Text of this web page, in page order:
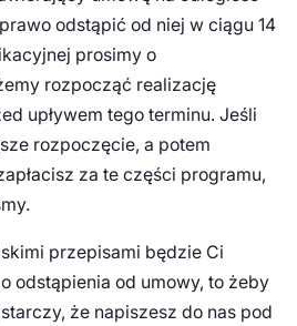
odstąpić od niej w ciągu 14
prosimy o
rozpocząć realizację
upływem tego terminu. Jeśli
rozpoczęcie, a potem
za te części programu,
przepisami będzie Ci
odstąpienia od umowy, to żeby
że napiszesz do nas pod